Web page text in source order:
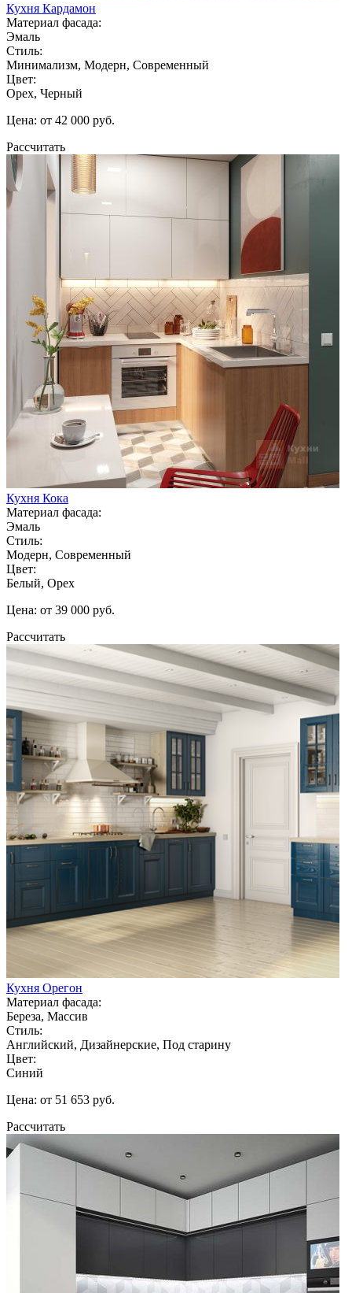
Кухня Кардамон
Материал фасада:
Эмаль
Стиль:
Минимализм, Модерн, Современный
Цвет:
Орех, Черный
Цена: от 42 000 руб.
Рассчитать
Кухня Кока
Материал фасада:
Эмаль
Стиль:
Модерн, Современный
Цвет:
Белый, Орех
Цена: от 39 000 руб.
Рассчитать
Кухня Орегон
Материал фасада:
Береза, Массив
Стиль:
Английский, Дизайнерские, Под старину
Цвет:
Синий
Цена: от 51 653 руб.
Рассчитать